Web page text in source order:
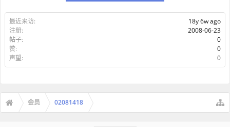
最近来访:
18y 6w ago
注册:
2008-06-23
帖子:
0
赞:
0
声望:
0
会员 02081418